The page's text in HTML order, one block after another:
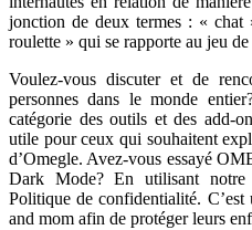
jonction de deux termes : «
roulette » qui se rapporte au jeu de
Voulez-vous discuter et de
personnes dans le monde
catégorie des outils et des add-
utile pour ceux qui souhaitent
d’Omegle. Avez-vous essayé
Dark Mode? En utilisant notre
Politique de confidentialité.
and mom afin de protéger leurs